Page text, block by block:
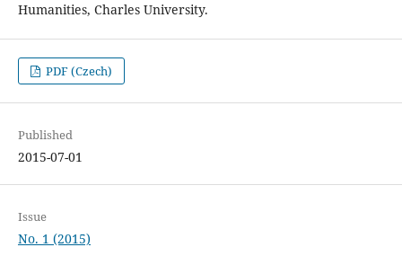
Humanities, Charles University.
PDF (Czech)
Published
2015-07-01
Issue
No. 1 (2015)